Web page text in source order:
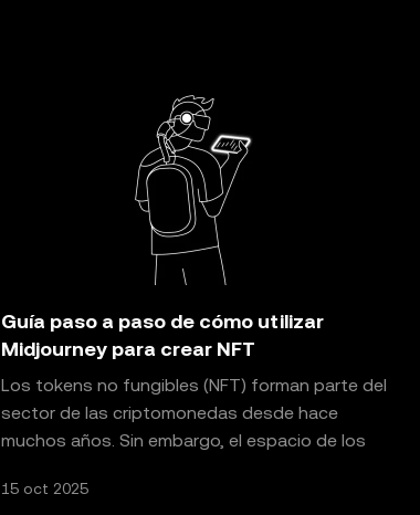
Guía paso a paso de cómo utilizar
Midjourney para crear NFT
Los tokens no fungibles (NFT) forman parte del
sector de las criptomonedas desde hace
muchos años. Sin embargo, el espacio de los
15 oct 2025